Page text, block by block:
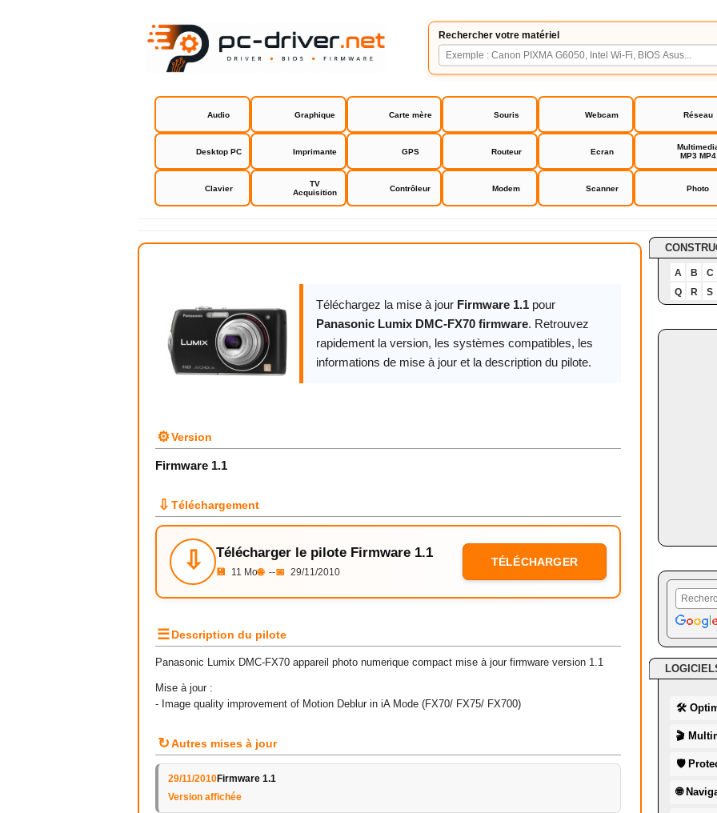
Rechercher votre matériel
Audio Graphique Carte mère Souris Webcam Réseau
Desktop PC Imprimante GPS Routeur Ecran
MP3 MP4
Clavier
TV
Acquisition
Contrôleur Modem Scanner Photo
Panasonic Lumix DMC-FX70 firmware
Téléchargez la mise à jour Firmware 1.1 pour
Panasonic Lumix DMC-FX70 firmware. Retrouvez
rapidement la version, les systèmes compatibles, les
informations de mise à jour et la description du pilote.
⚙Version
Firmware 1.1
⇩ Téléchargement
⇩ Télécharger le pilote Firmware 1.1
💾 11 Mo🌐 --📅 29/11/2010
TÉLÉCHARGER
☰Description du pilote
Panasonic Lumix DMC-FX70 appareil photo numerique compact mise à jour firmware version 1.1
Mise à jour :
- Image quality improvement of Motion Deblur in iA Mode (FX70/ FX75/ FX700)
↻Autres mises à jour
29/11/2010Firmware 1.1
Version affichée
A B
C
Q
R S
🛠
🎬
🛡
🌐